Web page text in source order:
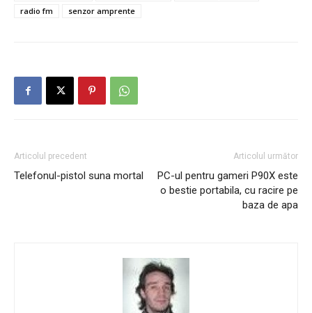
radio fm
senzor amprente
Articolul precedent
Telefonul-pistol suna mortal
Articolul următor
PC-ul pentru gameri P90X este
o bestie portabila, cu racire pe
baza de apa